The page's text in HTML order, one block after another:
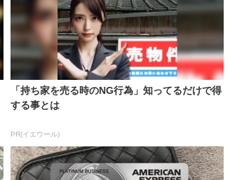
「持ち家を売る時のNG行為」知ってるだけで得
する事とは
PR(イエウール)